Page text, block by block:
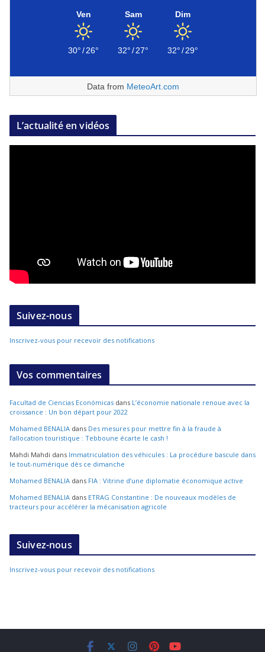
Ven
30°/26°
Sam
32°/27°
Dim
32°/29°
Data from MeteoArt.com
L’actualité en vidéos
Suivez-nous
Inscrivez-vous pour recevoir des notifications
Vos commentaires
Facultad de Ciencias Económicas dans L’économie nationale renoue avec la
croissance : Un bon départ pour 2022
Mohamed BENALIA dans Des mesures pour mettre fin à la fraude à
l’allocation touristique : Tebboune écarte le cash !
Mahdi Mahdi dans Immatriculation des véhicules : La procédure bascule dans
le tout-numérique dès ce dimanche
Mohamed BENALIA dans FIA : Vitrine d’une diplomatie économique active
Mohamed BENALIA dans ETRAG Constantine : De nouveaux modèles de
tracteurs pour accélérer la mécanisation agricole
Suivez-nous
Inscrivez-vous pour recevoir des notifications